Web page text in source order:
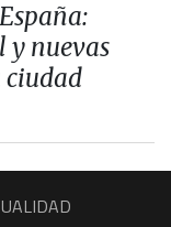
y nuevas
ciudad